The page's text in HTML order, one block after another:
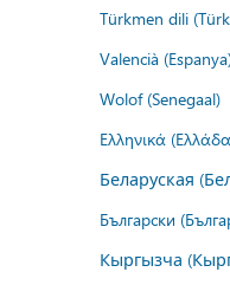
Türkmen dili
Valencià
Wolof (Senegaal)
Ελληνικά
Беларуская
Български
Кыргызча